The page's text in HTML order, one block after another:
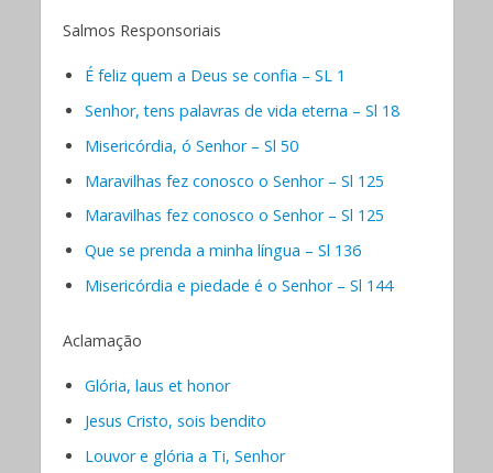
Salmos Responsoriais
É feliz quem a Deus se confia – SL 1
Senhor, tens palavras de vida eterna – Sl 18
Misericórdia, ó Senhor – Sl 50
Maravilhas fez conosco o Senhor – Sl 125
Maravilhas fez conosco o Senhor – Sl 125
Que se prenda a minha língua – Sl 136
Misericórdia e piedade é o Senhor – Sl 144
Aclamação
Glória, laus et honor
Jesus Cristo, sois bendito
Louvor e glória a Ti, Senhor